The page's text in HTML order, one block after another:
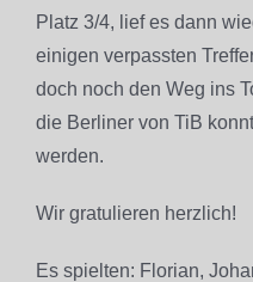
Platz 3/4, lief es dann
einigen verpassten
doch noch den Weg ins
die Berliner von TiB
werden.
Wir gratulieren herzlich!
Es spielten: Florian,